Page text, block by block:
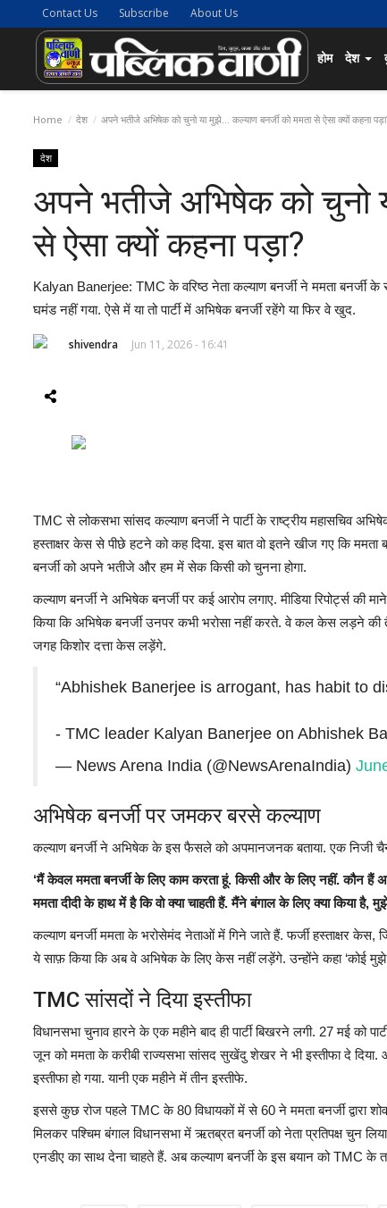
Contact Us Subscribe About Us
होम देश
Home देश अपने भतीजे अभिषेक को चुनो या मुझे... कल्याण बनर्जी को ममता से ऐसा क्यों कहना
देश
अपने भतीजे अभिषेक को चुनो
से ऐसा क्यों कहना पड़ा?
Kalyan Banerjee: TMC के वरिष्ठ नेता कल्याण बनर्जी ने ममता बनर्जी के
घमंड नहीं गया. ऐसे में या तो पार्टी में अभिषेक बनर्जी रहेंगे या फिर वे खुद.
shivendra Jun 11, 2026 - 16:41
TMC से लोकसभा सांसद कल्याण बनर्जी ने पार्टी के राष्ट्रीय महासचिव
हस्ताक्षर केस से पीछे हटने को कह दिया. इस बात वो इतने खीज गए कि ममता
बनर्जी को अपने भतीजे और हम में सेक किसी को चुनना होगा.
कल्याण बनर्जी ने अभिषेक बनर्जी पर कई आरोप लगाए. मीडिया रिपोर्ट्स की
किया कि अभिषेक बनर्जी उनपर कभी भरोसा नहीं करते. वे कल केस लड़ने की
जगह किशोर दत्ता केस लड़ेंगे.
“Abhishek Banerjee is arrogant, has habit to
- TMC leader Kalyan Banerjee on Abhishek
— News Arena India (@NewsArenaIndia)
अभिषेक बनर्जी पर जमकर बरसे कल्याण
कल्याण बनर्जी ने अभिषेक के इस फैसले को अपमानजनक बताया. एक निजी
‘मैं केवल ममता बनर्जी के लिए काम करता हूं. किसी और के लिए नहीं. कौन हैं
ममता दीदी के हाथ में है कि वो क्या चाहती हैं. मैंने बंगाल के लिए क्या किया
कल्याण बनर्जी ममता के भरोसेमंद नेताओं में गिने जाते हैं. फर्जी हस्ताक्षर केस,
ये साफ़ किया कि अब वे अभिषेक के लिए केस नहीं लड़ेंगे. उन्होंने कहा ‘कोई
TMC सांसदों ने दिया इस्तीफा
विधानसभा चुनाव हारने के एक महीने बाद ही पार्टी बिखरने लगी. 27 मई को
जून को ममता के करीबी राज्यसभा सांसद सुखेंदु शेखर ने भी इस्तीफा दे
इस्तीफा हो गया. यानी एक महीने में तीन इस्तीफे.
इससे कुछ रोज पहले TMC के 80 विधायकों में से 60 ने ममता बनर्जी द्वारा
मिलकर पश्चिम बंगाल विधानसभा में ऋतब्रत बनर्जी को नेता प्रतिपक्ष चुन
एनडीए का साथ देना चाहते हैं. अब कल्याण बनर्जी के इस बयान को TMC के